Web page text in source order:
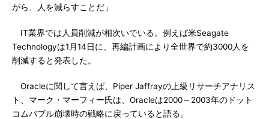
がら、人を減らすことだ」
IT業界では人員削減が相次いでいる。例えば米Seagate
Technologyは1月14日に、再編計画により全世界で約3000人を
削減すると発表した。
Oracleに関して言えば、Piper Jaffrayの上級リサーチアナリス
ト、マーク・マーフィー氏は、Oracleは2000～2003年のドット
コムバブル崩壊時の戦略に戻っていると語る。